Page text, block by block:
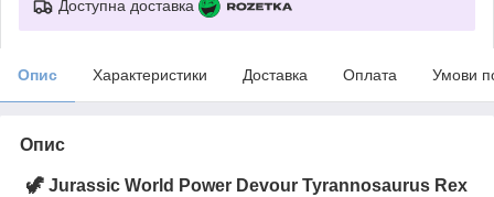
Доступна доставка
Опис Характеристики Доставка Оплата Умови
Опис
🦖 Jurassic World Power Devour Tyrannosaurus Rex